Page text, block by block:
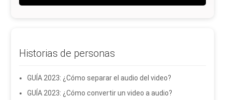
Historias de personas
GUÍA 2023: ¿Cómo separar el audio del video?
GUÍA 2023: ¿Cómo convertir un video a audio?